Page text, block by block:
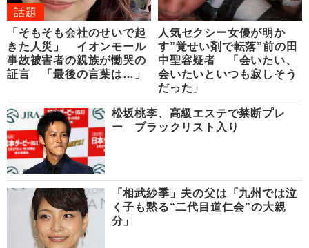
話題
「そもそも会社のせいで起
きた人災」 イオンモール
事故被害者の親族が慟哭の
証言 「最後の言葉は…」
人気セクシー女優が明か
す”覚せい剤で転落”前の田
中聖容疑者 「会いたい、
会いたいといつも寂しそう
だった」
松坂桃李、高級エステで禁断プレ
ー ブラックリスト入り
「相武紗季」夫の父は「九州では泣
く子も黙る“二代目道仁会”の大親
分」